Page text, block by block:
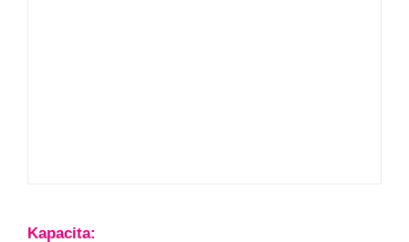
Kapacita: